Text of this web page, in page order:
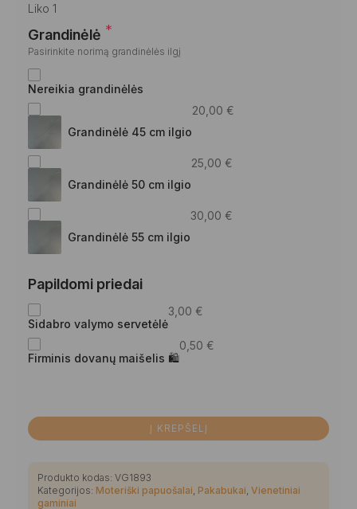
Liko 1
Grandinėlė *
Pasirinkite norimą grandinėlės ilgį
Nereikia grandinėlės
Grandinėlė 45 cm ilgio
20,00 €
Grandinėlė 50 cm ilgio
25,00 €
Grandinėlė 55 cm ilgio
30,00 €
Papildomi priedai
Sidabro valymo servetėlė
3,00 €
Firminis dovanų maišelis 🛍
0,50 €
Į KREPŠELĮ
Produkto kodas: VG1893
Kategorijos: Moteriški papuošalai Pakabukai Vienetiniai
gaminiai